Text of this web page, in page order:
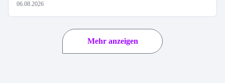
06.08.2026
Mehr anzeigen